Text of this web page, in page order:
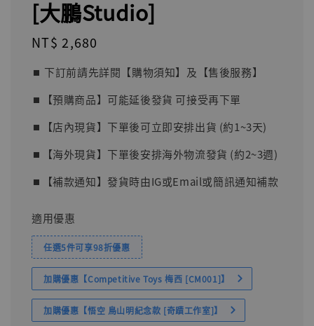
[大鵬Studio]
Regular
NT$ 2,680
⏹︎ 下訂前請先詳閱【購物須知】及【售後服務】
⏹︎【預購商品】可能延後發貨 可接受再下單
⏹︎【店內現貨】下單後可立即安排出貨 (約1~3天)
⏹︎【海外現貨】下單後安排海外物流發貨 (約2~3週)
⏹︎【補款通知】發貨時由IG或Email或簡訊通知補款
適用優惠
任選5件可享98折優惠
加購優惠【Competitive Toys 梅西 [CM001]】
加購優惠【悟空 鳥山明紀念款 [奇蹟工作室]】